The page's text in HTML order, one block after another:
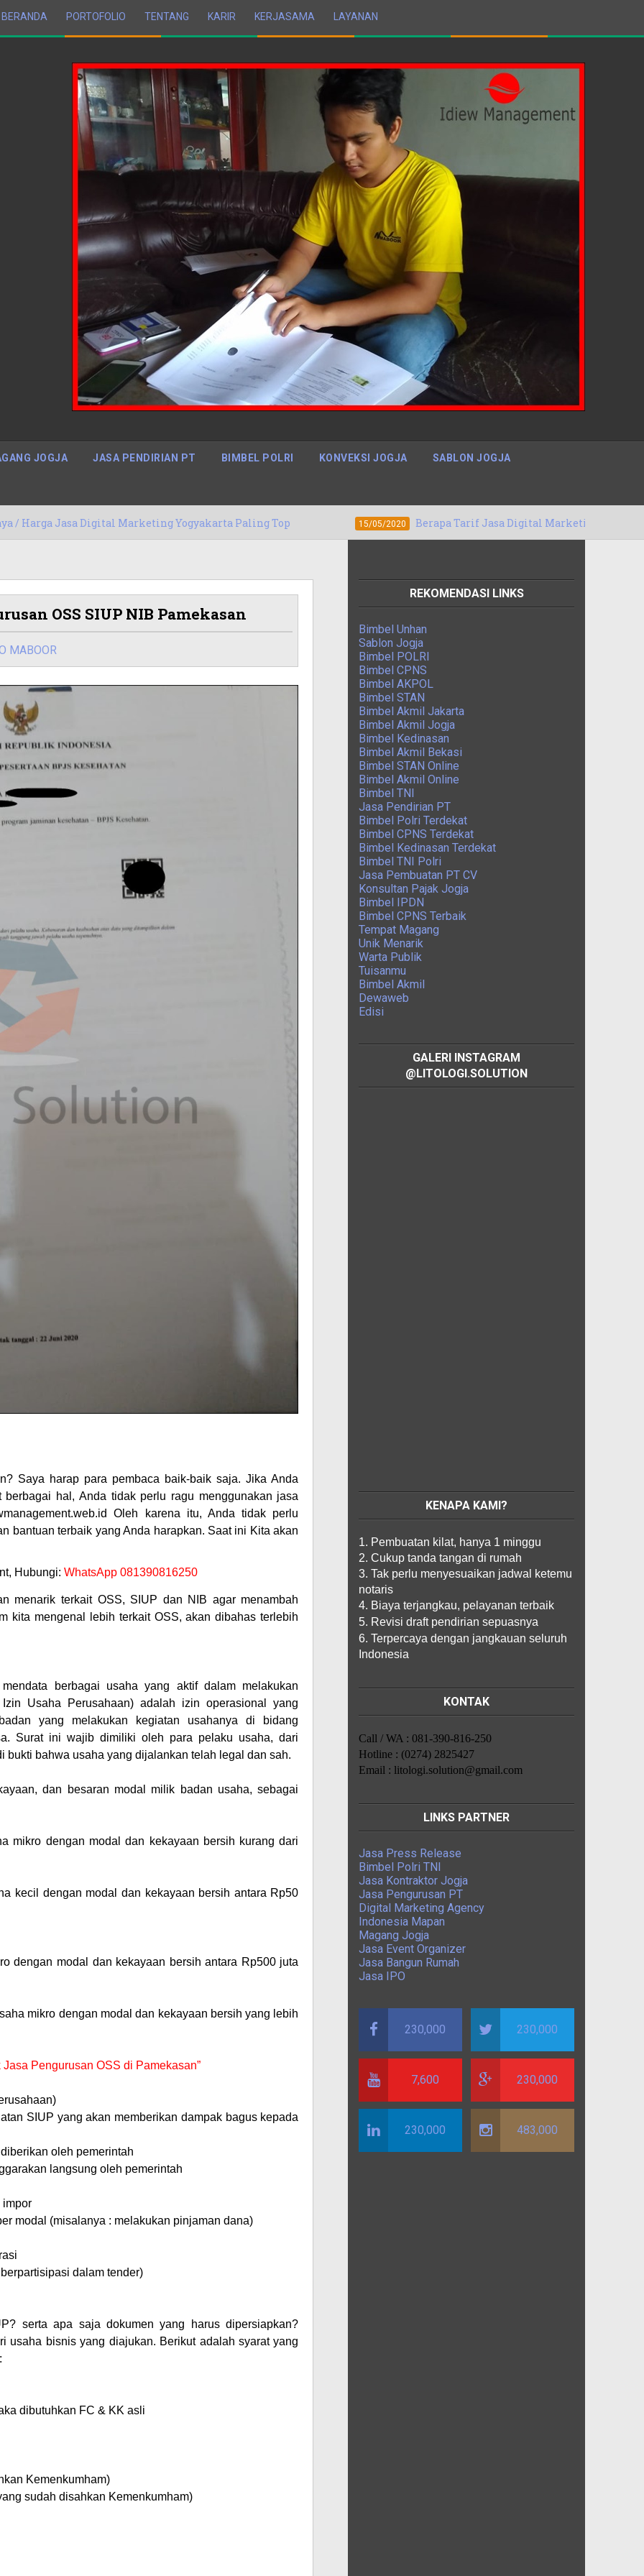
BERANDA PORTOFOLIO TENTANG KARIR KERJASAMA LAYANAN
JOGJA JASA PENDIRIAN PT BIMBEL POLRI KONVEKSI JOGJA SABLON JOGJA
Digital Marketing Yogyakarta Paling Top 15/05/2020 Berapa Tarif Jasa Digital Marketing Denpasar, Bali
OSS SIUP NIB Pamekasan
MABOOR
Saya harap para pembaca baik-baik saja. Jika Anda
hal, Anda tidak perlu ragu menggunakan jasa
Oleh karena itu, Anda tidak perlu
bantuan terbaik yang Anda harapkan. Saat ini Kita akan
Hubungi: WhatsApp 081390816250
menarik terkait OSS, SIUP dan NIB agar menambah
kita mengenal lebih terkait OSS, akan dibahas terlebih
berbagai usaha yang aktif dalam melakukan
Usaha Perusahaan) adalah izin operasional yang
yang melakukan kegiatan usahanya di bidang
Surat ini wajib dimiliki oleh para pelaku usaha, dari
bukti bahwa usaha yang dijalankan telah legal dan sah.
dan besaran modal milik badan usaha, sebagai
mikro dengan modal dan kekayaan bersih kurang dari
kecil dengan modal dan kekayaan bersih antara Rp50
dengan modal dan kekayaan bersih antara Rp500 juta
mikro dengan modal dan kekayaan bersih yang lebih
Pengurusan OSS di Pamekasan”
SIUP yang akan memberikan dampak bagus kepada
oleh pemerintah
langsung oleh pemerintah
impor
modal (misalanya : melakukan pinjaman dana)
dalam tender)
serta apa saja dokumen yang harus dipersiapkan?
usaha bisnis yang diajukan. Berikut adalah syarat yang
dibutuhkan FC & KK asli
Kemenkumham)
sudah disahkan Kemenkumham)
REKOMENDASI LINKS
Bimbel Unhan
Sablon Jogja
Bimbel POLRI
Bimbel CPNS
Bimbel AKPOL
Bimbel STAN
Bimbel Akmil Jakarta
Bimbel Akmil Jogja
Bimbel Kedinasan
Bimbel Akmil Bekasi
Bimbel STAN Online
Bimbel Akmil Online
Bimbel TNI
Jasa Pendirian PT
Bimbel Polri Terdekat
Bimbel CPNS Terdekat
Bimbel Kedinasan Terdekat
Bimbel TNI Polri
Jasa Pembuatan PT CV
Konsultan Pajak Jogja
Bimbel IPDN
Bimbel CPNS Terbaik
Tempat Magang
Unik Menarik
Warta Publik
Tuisanmu
Bimbel Akmil
Dewaweb
Edisi
GALERI INSTAGRAM
@LITOLOGI.SOLUTION
KENAPA KAMI?
1. Pembuatan kilat, hanya 1 minggu
2. Cukup tanda tangan di rumah
3. Tak perlu menyesuaikan jadwal ketemu
notaris
4. Biaya terjangkau, pelayanan terbaik
5. Revisi draft pendirian sepuasnya
6. Terpercaya dengan jangkauan seluruh
Indonesia
KONTAK
Call / WA : 081-390-816-250
Hotline : (0274) 2825427
Email : litologi.solution@gmail.com
LINKS PARTNER
Jasa Press Release
Bimbel Polri TNI
Jasa Kontraktor Jogja
Jasa Pengurusan PT
Digital Marketing Agency
Indonesia Mapan
Magang Jogja
Jasa Event Organizer
Jasa Bangun Rumah
Jasa IPO
230,000 230,000
7,600 230,000
230,000 483,000